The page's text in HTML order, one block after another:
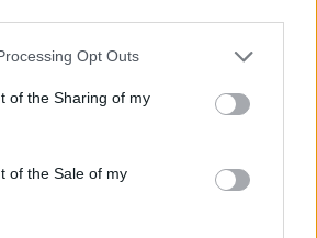
Opt Outs
of the Sharing of my
of the Sale of my